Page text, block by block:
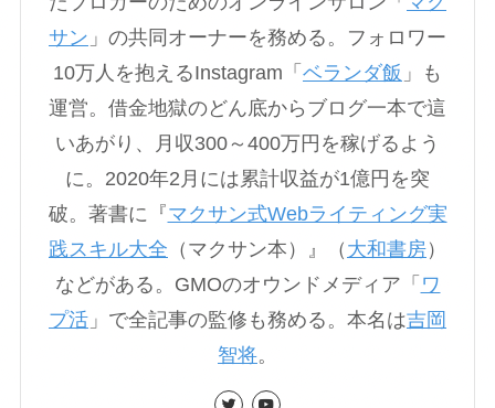
サン 」の共同オーナーを務める。フォロワー
10万人を抱えるInstagram「 ベランダ飯 」も
運営。借金地獄のどん底からブログ一本で這
いあがり、月収300～400万円を稼げるよう
に。2020年2月には累計収益が1億円を突
破。著書に『マクサン式Webライティング実
践スキル大全 （マクサン本）』（ 大和書房）
などがある。GMOのオウンドメディア「 ワ
プ活 」で全記事の監修も務める。本名は吉岡
智将。